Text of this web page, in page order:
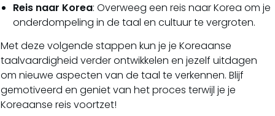
Reis naar Korea: Overweeg een reis naar Korea om je
onderdompeling in de taal en cultuur te vergroten.
Met deze volgende stappen kun je je Koreaanse
taalvaardigheid verder ontwikkelen en jezelf uitdagen
om nieuwe aspecten van de taal te verkennen. Blijf
gemotiveerd en geniet van het proces terwijl je je
Koreaanse reis voortzet!